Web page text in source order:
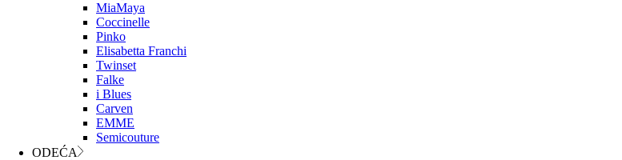
MiaMaya
Coccinelle
Pinko
Elisabetta Franchi
Twinset
Falke
i Blues
Carven
EMME
Semicouture
ODEĆA